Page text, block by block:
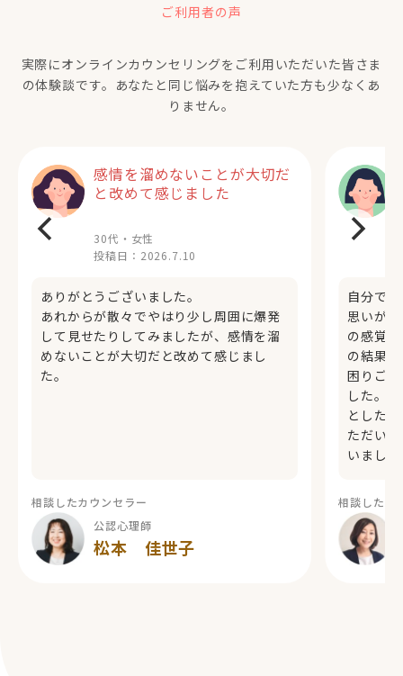
ご利用者の声
実際にオンラインカウンセリングをご利用いただいた皆さま
の体験談です。あなたと同じ悩みを抱えていた方も少なくあ
りません。
感情を溜めないことが大切だ
と改めて感じました
30代・女性
投稿日： 2026.7.10
ありがとうございました。
あれからが散々でやはり少し周囲に爆発
して見せたりしてみましたが、感情を溜
めないことが大切だと改めて感じまし
た。
相談したカウンセラー
公認心理師
松本 佳世子
自分で
思いが
の感覚
の結果
困りご
した。
とした
ただい
いまし
相談したカ